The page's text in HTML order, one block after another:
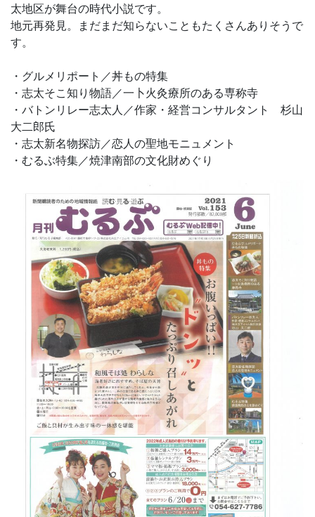
太地区が舞台の時代小説です。
地元再発見。まだまだ知らないこともたくさんありそうで
す。
・グルメリポート／丼もの特集
・志太そこ知り物語／一卜火灸療所のある専称寺
・バトンリレー志太人／作家・経営コンサルタント 杉山
大二郎氏
・志太新名物探訪／恋人の聖地モニュメント
・むるぶ特集／焼津南部の文化財めぐり